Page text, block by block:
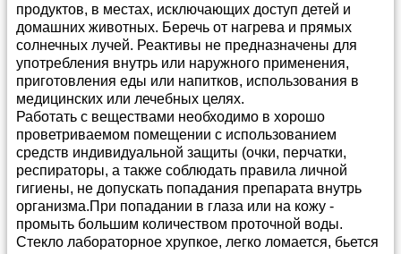
продуктов, в местах, исключающих доступ детей и
домашних животных. Беречь от нагрева и прямых
солнечных лучей. Реактивы не предназначены для
употребления внутрь или наружного применения,
приготовления еды или напитков, использования в
медицинских или лечебных целях.
Работать с веществами необходимо в хорошо
проветриваемом помещении с использованием
средств индивидуальной защиты (очки, перчатки,
респираторы, а также соблюдать правила личной
гигиены, не допускать попадания препарата внутрь
организма.При попадании в глаза или на кожу -
промыть большим количеством проточной воды.
Стекло лабораторное хрупкое, легко ломается, бьется